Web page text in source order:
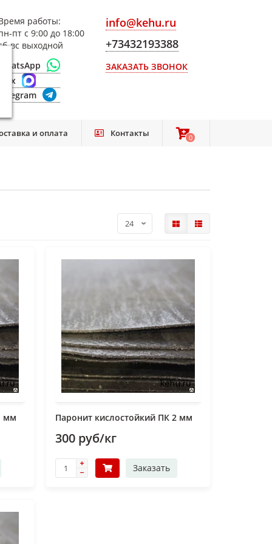
работы:
пт с 9:00 до 18:00
вс выходной
info@kehu.ru
+73432193388
ЗАКАЗАТЬ ЗВОНОК
и оплата Контакты 0
0
мм Паронит кислостойкий ПК 2 мм
300 руб/кг
Заказать